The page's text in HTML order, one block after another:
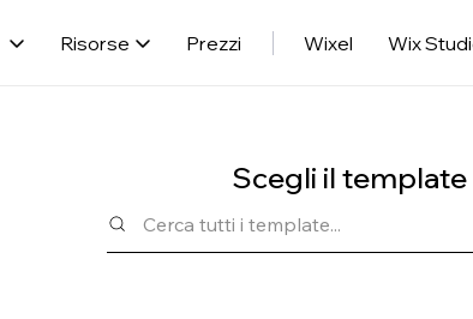
Risorse Prezzi Wixel Wix
Scegli il